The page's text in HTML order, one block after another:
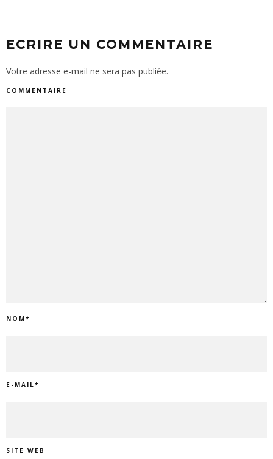
ECRIRE UN COMMENTAIRE
Votre adresse e-mail ne sera pas publiée.
COMMENTAIRE
NOM*
E-MAIL*
SITE WEB